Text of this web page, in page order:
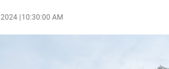
10:30:00 AM